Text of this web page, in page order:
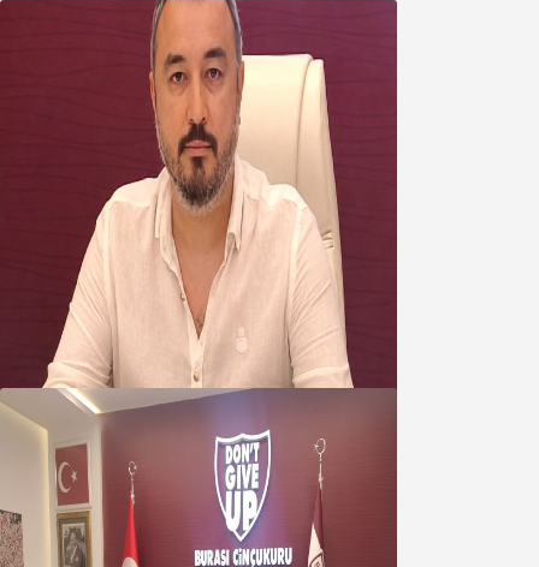
Oğuzbeyi’nden Balıkesirspor
yönetimine cevap : Herkes kendine
yakışanı yapar, buluttan nem
kapmayın!
07 Ağustos 2026